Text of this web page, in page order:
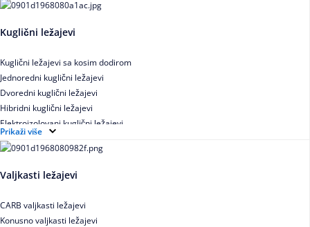
Kuglični ležajevi
Kuglični ležajevi sa kosim dodirom
Jednoredni kuglični ležajevi
Dvoredni kuglični ležajevi
Hibridni kuglični ležajevi
Elektroizolovani kuglični ležajevi
Samopodesivi kuglični ležajevi
Aksijalni kuglični ležajevi
Kuglični ležajevi od nerđajućeg čelika
Prikaži više
Valjkasti ležajevi
CARB valjkasti ležajevi
Konusno valjkasti ležajevi